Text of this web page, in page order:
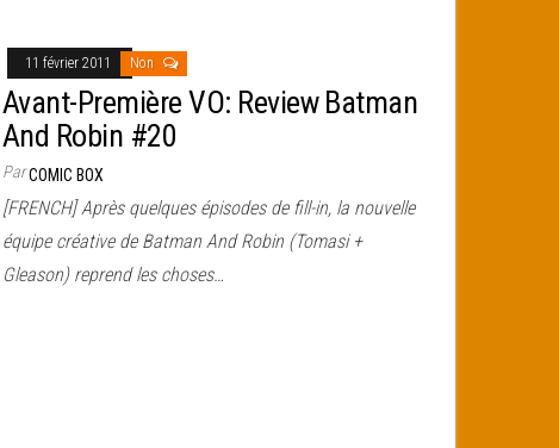
11 février 2011 Non
Avant-Première VO: Review Batman
And Robin #20
ParCOMIC BOX
[FRENCH] Après quelques épisodes de fill-in, la nouvelle
équipe créative de Batman And Robin (Tomasi +
Gleason) reprend les choses…